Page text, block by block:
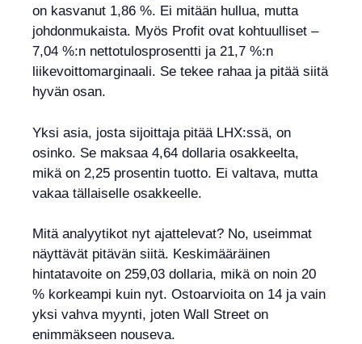
on kasvanut 1,86 %. Ei mitään hullua, mutta
johdonmukaista. Myös Profit ovat kohtuulliset –
7,04 %:n nettotulosprosentti ja 21,7 %:n
liikevoittomarginaali. Se tekee rahaa ja pitää siitä
hyvän osan.
Yksi asia, josta sijoittaja pitää LHX:ssä, on
osinko. Se maksaa 4,64 dollaria osakkeelta,
mikä on 2,25 prosentin tuotto. Ei valtava, mutta
vakaa tällaiselle osakkeelle.
Mitä analyytikot nyt ajattelevat? No, useimmat
näyttävät pitävän siitä. Keskimääräinen
hintatavoite on 259,03 dollaria, mikä on noin 20
% korkeampi kuin nyt. Ostoarvioita on 14 ja vain
yksi vahva myynti, joten Wall Street on
enimmäkseen nouseva.